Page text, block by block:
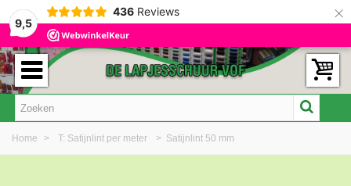
9,5
436 Reviews ×
Home > T: Satijnlint per meter > Satijnlint 50 mm